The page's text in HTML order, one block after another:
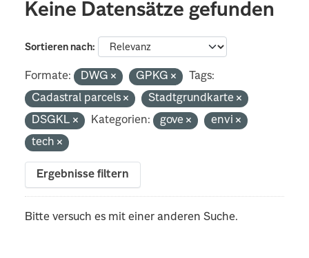
Keine Datensätze gefunden
Sortieren nach
Formate: DWG GPKG
Tags:
Cadastral parcels
Stadtgrundkarte
DSGKL
Kategorien: gove
envi
tech
Ergebnisse filtern
Bitte versuch es mit einer anderen Suche.